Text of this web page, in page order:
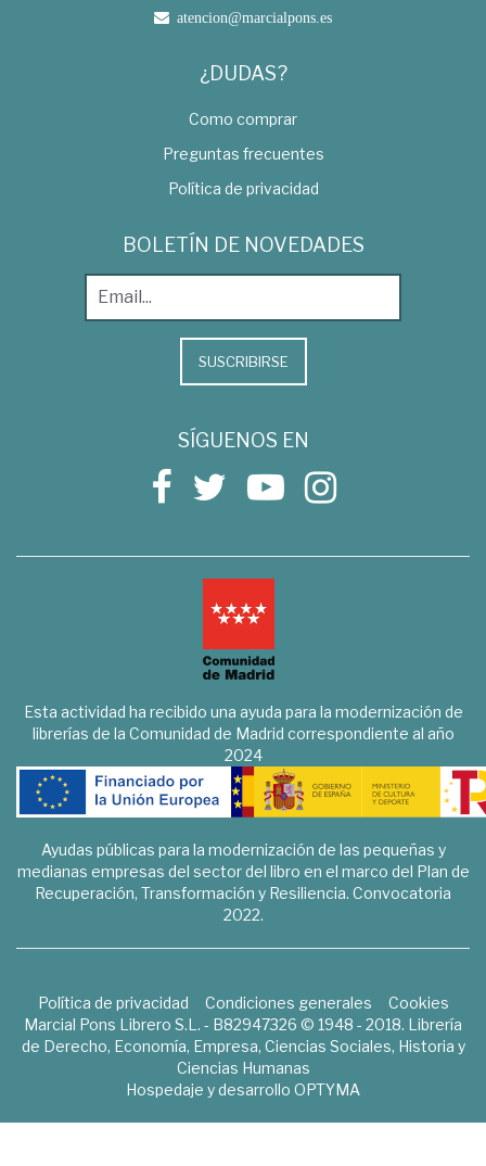
atencion@marcialpons.es
¿DUDAS?
Como comprar
Preguntas frecuentes
Política de privacidad
BOLETÍN DE NOVEDADES
SUSCRIBIRSE
SÍGUENOS EN
Esta actividad ha recibido una ayuda para la modernización de
librerías de la Comunidad de Madrid correspondiente al año
2024
Ayudas públicas para la modernización de las pequeñas y
medianas empresas del sector del libro en el marco del Plan de
Recuperación, Transformación y Resiliencia. Convocatoria
2022.
Política de privacidad Condiciones generales
Cookies
Marcial Pons Librero S.L. - B82947326 © 1948 - 2018. Librería
de Derecho, Economía, Empresa, Ciencias Sociales, Historia y
Ciencias Humanas
Hospedaje y desarrollo OPTYMA